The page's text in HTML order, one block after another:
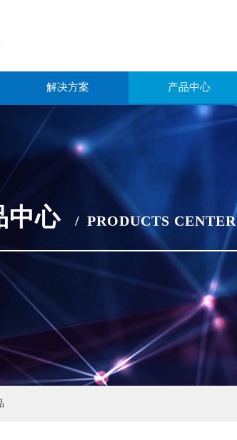
解决方案 产品中心
中心 / PRODUCTS CENTER